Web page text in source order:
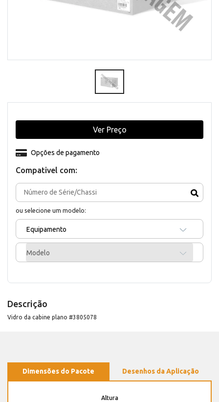
Compativel com:
ou selecione um modelo:
Equipamento
Modelo
Opções de pagamento
Ver Preço
Descrição
Vidro da cabine plano #3805078
Dimensões do Pacote Desenhos da Aplicação
Altura